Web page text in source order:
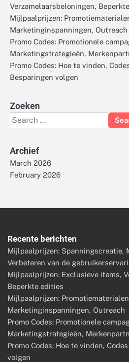
Verzamelaarsbeloningen,
Mijlpaalprijzen:
Marketinginspanningen, Outreach
Promo Codes: Promotionele
Marketingstrategieën,
Promo Codes: Hoe te vinden,
Besparingen volgen
Zoeken
Search
for:
Archief
March 2026
February 2026
Recente berichten
Mijlpaalprijzen: Spanningscreatie,
Verbeteren van de
Mijlpaalprijzen: Exclusieve items,
Beperkte edities
Mijlpaalprijzen:
Marketinginspanningen, Outreach
Promo Codes: Promotionele
Marketingstrategieën,
Promo Codes: Hoe te vinden,
volgen